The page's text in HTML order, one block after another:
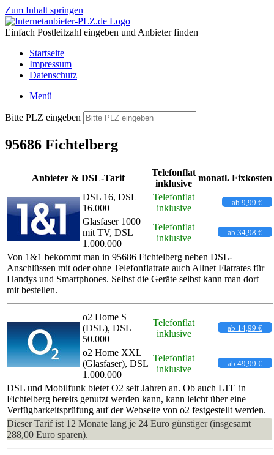
Zum Inhalt springen
Einfach Postleitzahl eingeben und Anbieter finden
Startseite
Impressum
Datenschutz
Menü
Bitte PLZ eingeben
95686 Fichtelberg
Anbieter & DSL-Tarif
Telefonflat
inklusive
monatl. Fixkosten
DSL 16, DSL
16.000
Telefonflat
inklusive
ab 9,99 €
Glasfaser 1000
mit TV, DSL
1.000.000
Telefonflat
inklusive
ab 34,98 €
Von 1&1 bekommt man in 95686 Fichtelberg neben DSL-
Anschlüssen mit oder ohne Telefonflatrate auch Allnet Flatrates für
Handys und Smartphones. Selbst die Geräte selbst kann man dort
mit bestellen.
o2 Home S
(DSL), DSL
50.000
Telefonflat
inklusive
ab 14,99 €
o2 Home XXL
(Glasfaser), DSL
1.000.000
Telefonflat
inklusive
ab 49,99 €
DSL und Mobilfunk bietet O2 seit Jahren an. Ob auch LTE in
Fichtelberg bereits genutzt werden kann, kann leicht über eine
Verfügbarkeitsprüfung auf der Webseite von o2 festgestellt werden.
Dieser Tarif ist 12 Monate lang je 24 Euro günstiger (insgesamt
288,00 Euro sparen).